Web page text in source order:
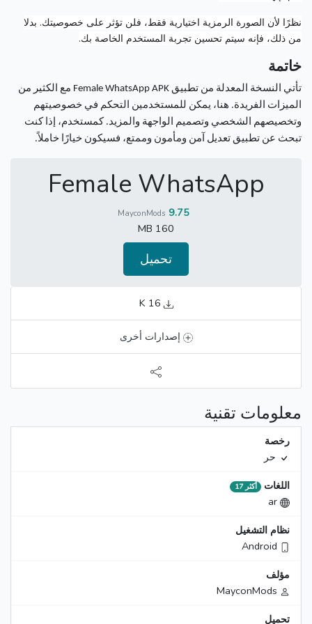
نظرًا لأن الصورة الرمزية اختيارية فقط، فلن تؤثر على خصوصيتك. بدلا
من ذلك، فإنه سيتم تحسين تجربة المستخدم الخاصة بك.
خاتمة
تأتي النسخة المعدلة من تطبيق Female WhatsApp APK مع الكثير من
الميزات الفريدة. هنا، يمكن للمستخدمين التحكم في خصوصيتهم
وتخصيصهم الشخصي وتصميم الواجهة والمزيد. كمستخدم، إذا كنت
تبحث عن تطبيق تعديل آمن ومأمون وممتع، فسيكون خيارًا خاملاً.
Female WhatsApp
9.75
MayconMods
160 MB
تحميل
إصدارات أخرى
معلومات تقنية
رخصة
حر
اللغات أكثر 17
نظام التشغيل
مؤلف
تحميل